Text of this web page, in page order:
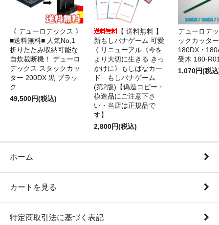
《 デューロデックス 》
■送料無料■ 人気No,1
折りたたみ収納可能な
自炊裁断機！ デューロ
デックス スタックカッ
ター 200DX 黒 ブラッ
ク
49,500円(税込)
【 送料無料 】
新もしバナゲーム 可愛
くリニューアル《今を
より大切に生きる きっ
かけに》もしばなカー
ド もしバナゲーム
(第2版)【偽造コピー・
模造品にご注意下さ
い・当店は正規品で
す】
2,800円(税込)
デューロデ
ックカッタ
180DX・
受木 180-
1,070円(税
ホーム
カートを見る
特定商取引法に基づく表記